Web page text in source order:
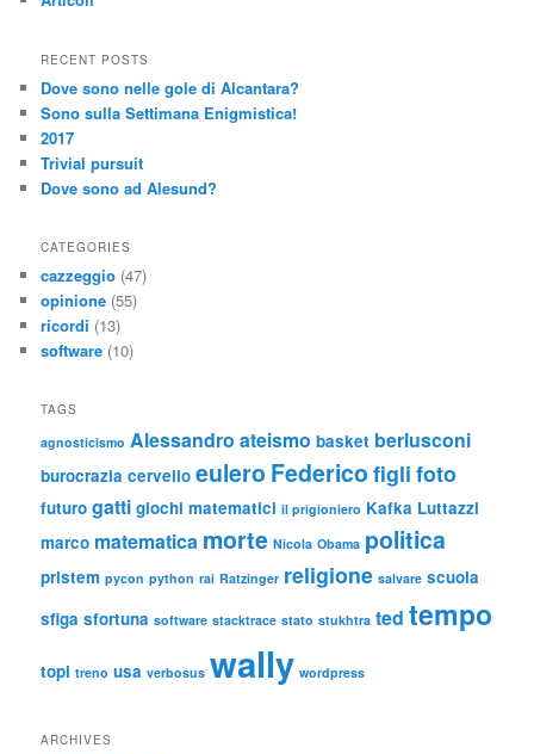
RECENT POSTS
Dove sono nelle gole di Alcantara?
Sono sulla Settimana Enigmistica!
2017
Trivial pursuit
Dove sono ad Alesund?
CATEGORIES
cazzeggio (47)
opinione (55)
ricordi (13)
software (10)
TAGS
agnosticismo Alessandro ateismo basket berlusconi
burocrazia cervello eulero Federico figli foto
futuro gatti giochi matematici il prigioniero Kafka Luttazzi
marco matematica morte Nicola Obama politica
pristem pycon python rai Ratzinger religione salvare scuola
sfiga sfortuna software stacktrace stato stukhtra ted tempo
topi treno usa verbosus wally wordpress
ARCHIVES